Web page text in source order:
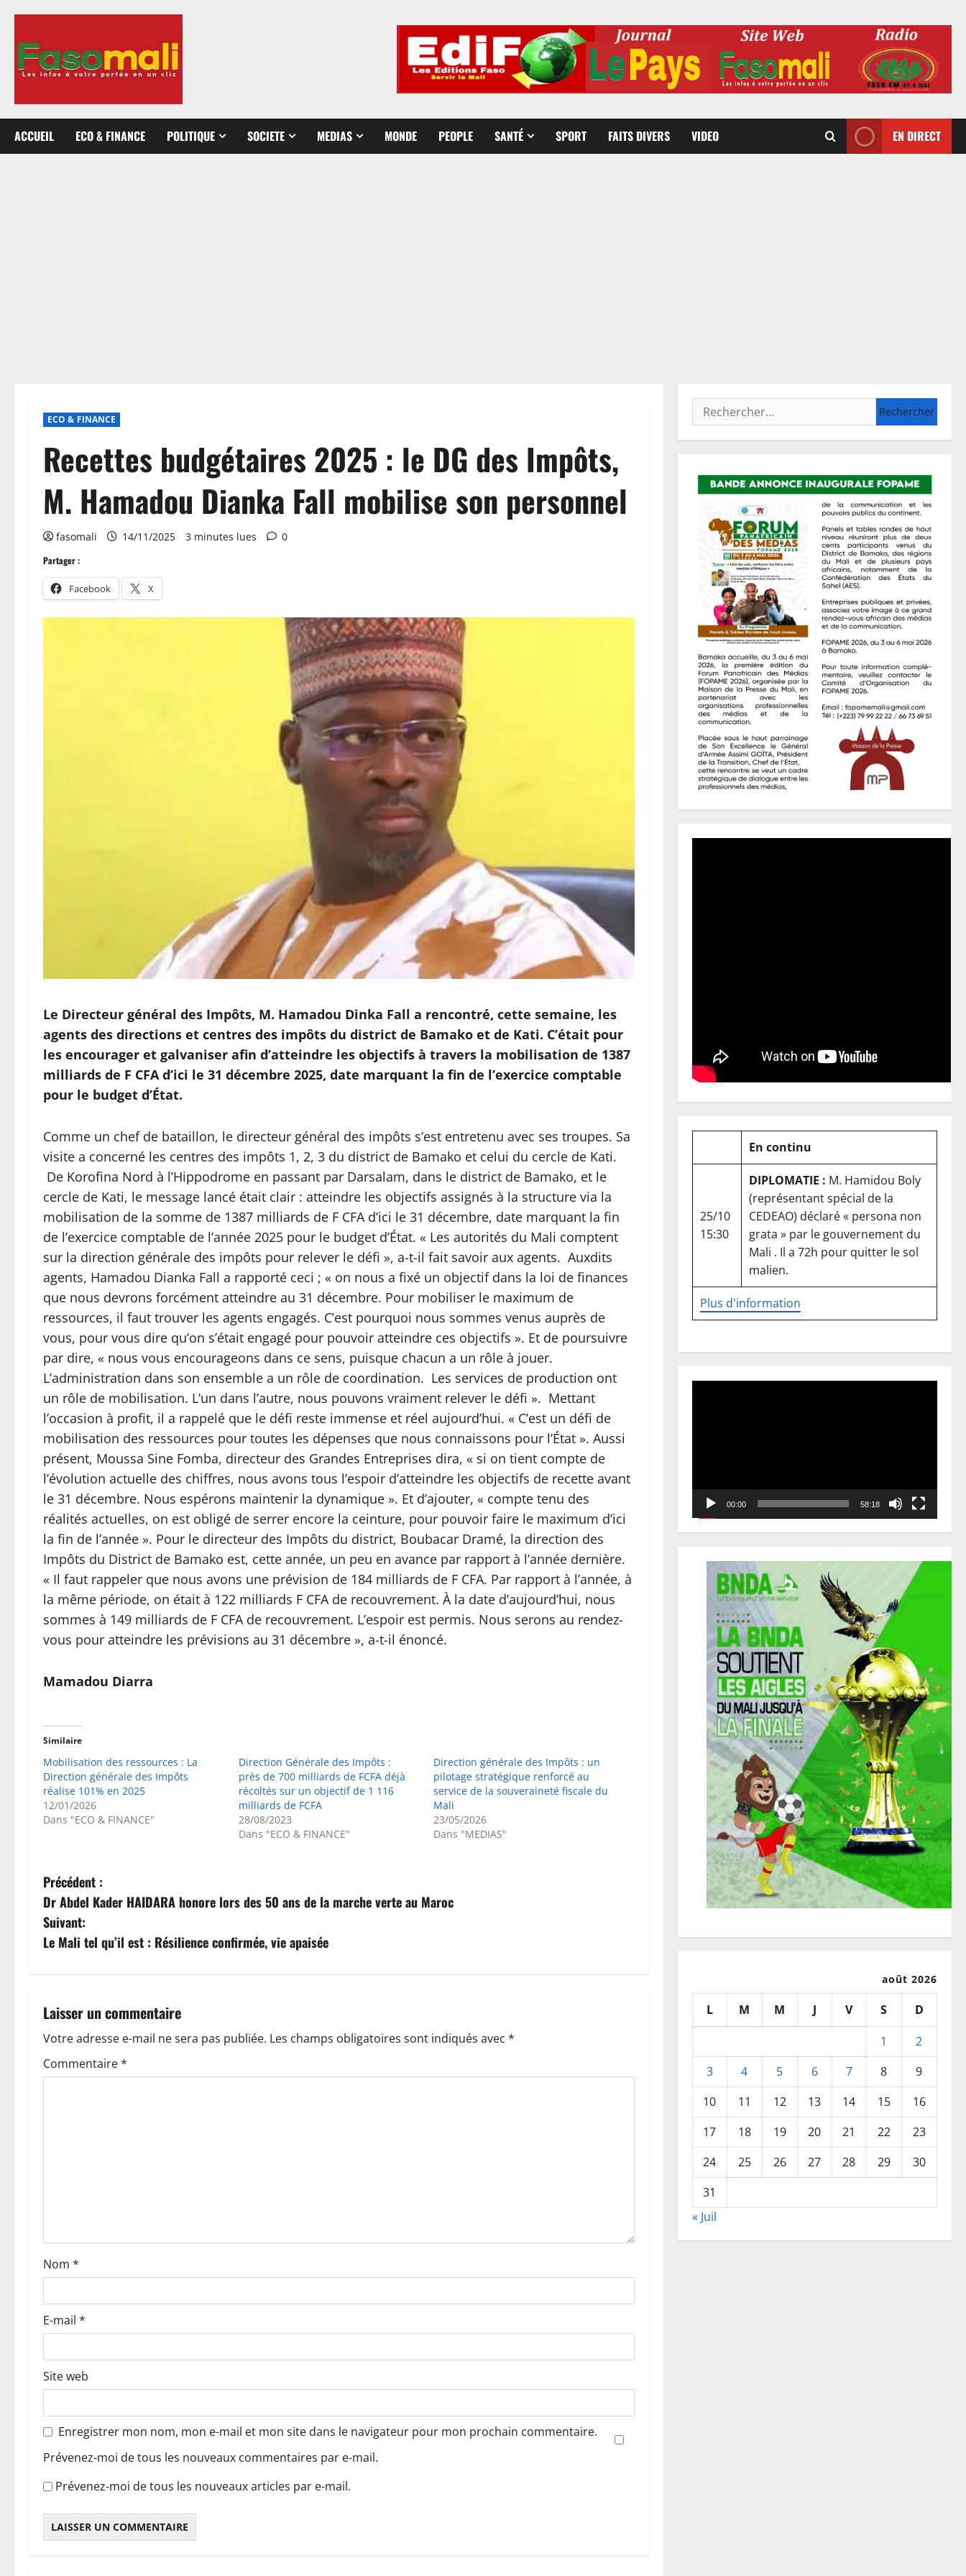
contenu
ACCUEIL ECO & FINANCE POLITIQUE SOCIETE MEDIAS MONDE PEOPLE SANTÉ SPORT FAITS DIVERS VIDEO EN DIRECT
ECO & FINANCE
Recettes budgétaires 2025 : le DG des Impôts,
M. Hamadou Dianka Fall mobilise son personnel
fasomali 14/11/2025 3 minutes lues 0
Partager :
Facebook X
Le Directeur général des Impôts, M. Hamadou Dinka Fall a rencontré, cette semaine, les
agents des directions et centres des impôts du district de Bamako et de Kati. C’était pour
les encourager et galvaniser afin d’atteindre les objectifs à travers la mobilisation de 1387
milliards de F CFA d’ici le 31 décembre 2025, date marquant la fin de l’exercice comptable
pour le budget d’État.
Comme un chef de bataillon, le directeur général des impôts s’est entretenu avec ses troupes. Sa
visite a concerné les centres des impôts 1, 2, 3 du district de Bamako et celui du cercle de Kati.
De Korofina Nord à l’Hippodrome en passant par Darsalam, dans le district de Bamako, et le
cercle de Kati, le message lancé était clair : atteindre les objectifs assignés à la structure via la
mobilisation de la somme de 1387 milliards de F CFA d’ici le 31 décembre, date marquant la fin
de l’exercice comptable de l’année 2025 pour le budget d’État. « Les autorités du Mali comptent
sur la direction générale des impôts pour relever le défi », a-t-il fait savoir aux agents. Auxdits
agents, Hamadou Dianka Fall a rapporté ceci ; « on nous a fixé un objectif dans la loi de finances
que nous devrons forcément atteindre au 31 décembre. Pour mobiliser le maximum de
ressources, il faut trouver les agents engagés. C’est pourquoi nous sommes venus auprès de
vous, pour vous dire qu’on s’était engagé pour pouvoir atteindre ces objectifs ». Et de poursuivre
par dire, « nous vous encourageons dans ce sens, puisque chacun a un rôle à jouer.
L’administration dans son ensemble a un rôle de coordination. Les services de production ont
un rôle de mobilisation. L’un dans l’autre, nous pouvons vraiment relever le défi ». Mettant
l’occasion à profit, il a rappelé que le défi reste immense et réel aujourd’hui. « C’est un défi de
mobilisation des ressources pour toutes les dépenses que nous connaissons pour l’État ». Aussi
présent, Moussa Sine Fomba, directeur des Grandes Entreprises dira, « si on tient compte de
l’évolution actuelle des chiffres, nous avons tous l’espoir d’atteindre les objectifs de recette avant
le 31 décembre. Nous espérons maintenir la dynamique ». Et d’ajouter, « compte tenu des
réalités actuelles, on est obligé de serrer encore la ceinture, pour pouvoir faire le maximum d’ici
la fin de l’année ». Pour le directeur des Impôts du district, Boubacar Dramé, la direction des
Impôts du District de Bamako est, cette année, un peu en avance par rapport à l’année dernière.
« Il faut rappeler que nous avons une prévision de 184 milliards de F CFA. Par rapport à l’année, à
la même période, on était à 122 milliards F CFA de recouvrement. À la date d’aujourd’hui, nous
sommes à 149 milliards de F CFA de recouvrement. L’espoir est permis. Nous serons au rendez-
vous pour atteindre les prévisions au 31 décembre », a-t-il énoncé.
Mamadou Diarra
Similaire
Mobilisation des ressources : La
Direction générale des Impôts
réalise 101% en 2025
12/01/2026
Dans "ECO & FINANCE"
Direction Générale des Impôts :
près de 700 milliards de FCFA déjà
récoltés sur un objectif de 1 116
milliards de FCFA
28/08/2023
Dans "ECO & FINANCE"
Direction générale des Impôts : un
pilotage stratégique renforcé au
service de la souveraineté fiscale du
Mali
23/05/2026
Dans "MEDIAS"
N
a
v
g
a
t
a
r
t
i
c
l
e
Précédent :
Dr Abdel Kader HAIDARA honore lors des 50 ans de la marche verte au Maroc
Suivant:
Le Mali tel qu’il est : Résilience confirmée, vie apaisée
Laisser un commentaire
Votre adresse e-mail ne sera pas publiée. Les champs obligatoires sont indiqués avec *
Commentaire*
Nom *
E-mail *
Site web
Enregistrer mon nom, mon e-mail et mon site dans le navigateur pour mon prochain commentaire.
Prévenez-moi de tous les nouveaux commentaires par e-mail.
Prévenez-moi de tous les nouveaux articles par e-mail.
Rechercher :
En continu
Plus d'information
25/10
15:30
DIPLOMATIE : M. Hamidou Boly
(représentant spécial de la
CEDEAO) déclaré « persona non
grata » par le gouvernement du
Mali . Il a 72h pour quitter le sol
malien.
00:00 58:18
août 2026
L M M J V S
D
1
2
3
4 5 6 7 8
9
10
11 12 13 14 15
16
17
18 19 20 21 22
23
24
25 26 27 28 29
30
31
« Juil